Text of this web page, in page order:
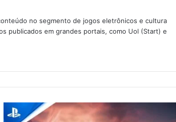
no segmento de jogos eletrônicos e cultura
publicados em grandes portais, como Uol (Start) e